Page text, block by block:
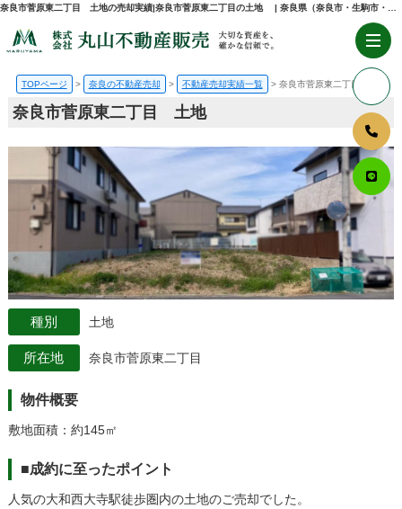
TOPページ 奈良の不動産売却 不動産売却実績一覧 奈良市菅原東二丁目 土地
奈良市菅原東二丁目 土地
土地
奈良市菅原東二丁目
物件概要
敷地面積：約145㎡
■成約に至ったポイント
人気の大和西大寺駅徒歩圏内の土地のご売却でした。